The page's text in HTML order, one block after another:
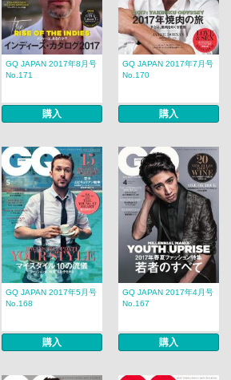
GQ JAPAN 2017年8月号
No.171
購入
GQ JAPAN 2017年7月号
No.170
購入
GQ JAPAN 2017年5月号
No.168
購入
GQ JAPAN 2017年4月号
No.167
購入